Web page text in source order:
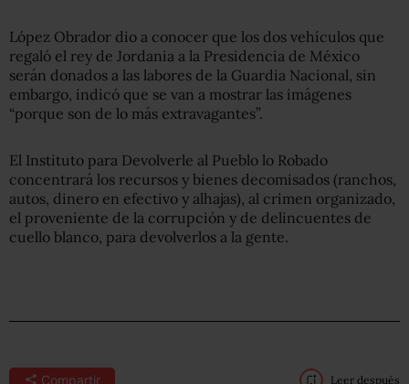
López Obrador dio a conocer que los dos vehículos que
regaló el rey de Jordania a la Presidencia de México
serán donados a las labores de la Guardia Nacional, sin
embargo, indicó que se van a mostrar las imágenes
“porque son de lo más extravagantes”.
El Instituto para Devolverle al Pueblo lo Robado
concentrará los recursos y bienes decomisados (ranchos,
autos, dinero en efectivo y alhajas), al crimen organizado,
el proveniente de la corrupción y de delincuentes de
cuello blanco, para devolverlos a la gente.
Compartir Leer después